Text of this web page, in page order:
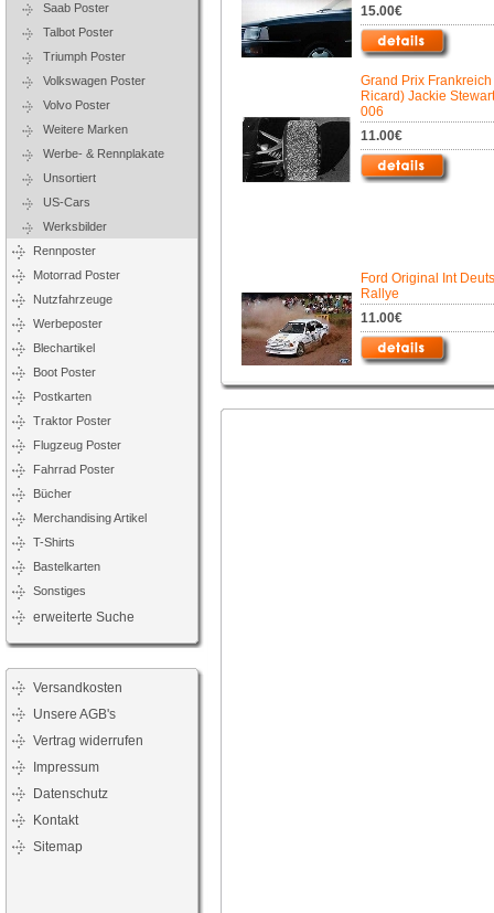
Saab Poster
Talbot Poster
Triumph Poster
Volkswagen Poster
Volvo Poster
Weitere Marken
Werbe- & Rennplakate
Unsortiert
US-Cars
Werksbilder
Rennposter
Motorrad Poster
Nutzfahrzeuge
Werbeposter
Blechartikel
Boot Poster
Postkarten
Traktor Poster
Flugzeug Poster
Fahrrad Poster
Bücher
Merchandising Artikel
T-Shirts
Bastelkarten
Sonstiges
erweiterte Suche
Versandkosten
Unsere AGB's
Vertrag widerrufen
Impressum
Datenschutz
Kontakt
Sitemap
15.00€
Grand Prix
Ricard) Jackie
006
11.00€
Ford Original Int
Rallye
11.00€